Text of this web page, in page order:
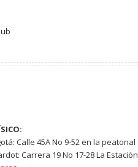
Calle 45A No 9-52 en la peatonal
Carrera 19 No 17-28 La Estación